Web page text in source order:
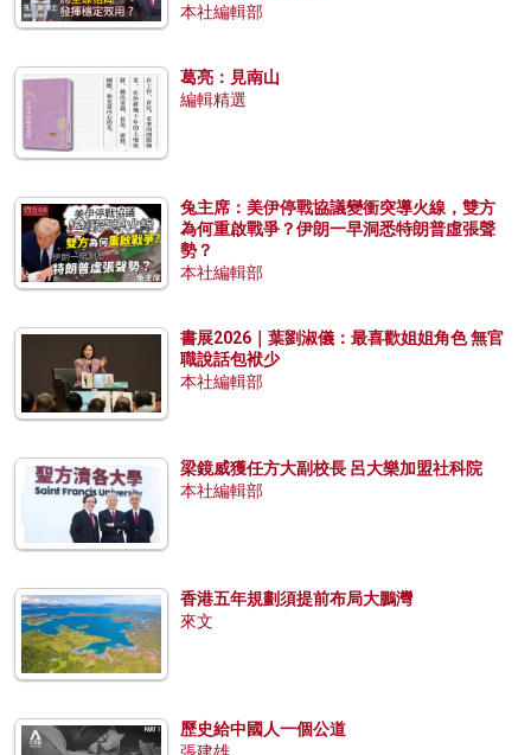
本社編輯部
葛亮：見南山
編輯精選
兔主席：美伊停戰協議變衝突導火線，雙方
為何重啟戰爭？伊朗一早洞悉特朗普虛張聲
勢？
本社編輯部
書展2026｜葉劉淑儀：最喜歡姐姐角色 無官
職說話包袱少
本社編輯部
梁鏡威獲任方大副校長 呂大樂加盟社科院
本社編輯部
香港五年規劃須提前布局大鵬灣
來文
歷史給中國人一個公道
張建雄